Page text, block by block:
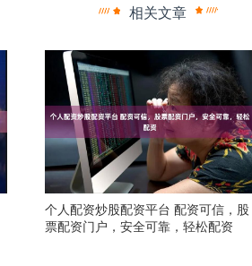
相关文章
个人配资炒股配资平台 配资可信，股
票配资门户，安全可靠，轻松配资